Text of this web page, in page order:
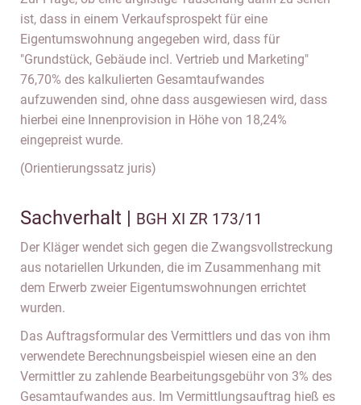
ist, dass in einem Verkaufsprospekt für eine
Eigentumswohnung angegeben wird, dass für
"Grundstück, Gebäude incl. Vertrieb und Marketing"
76,70% des kalkulierten Gesamtaufwandes
aufzuwenden sind, ohne dass ausgewiesen wird, dass
hierbei eine Innenprovision in Höhe von 18,24%
eingepreist wurde.
(Orientierungssatz juris)
Sachverhalt | BGH XI ZR 173/11
Der Kläger wendet sich gegen die Zwangsvollstreckung
aus notariellen Urkunden, die im Zusammenhang mit
dem Erwerb zweier Eigentumswohnungen errichtet
wurden.
Das Auftragsformular des Vermittlers und das von ihm
verwendete Berechnungsbeispiel wiesen eine an den
Vermittler zu zahlende Bearbeitungsgebühr von 3% des
Gesamtaufwandes aus. Im Vermittlungsauftrag hieß es